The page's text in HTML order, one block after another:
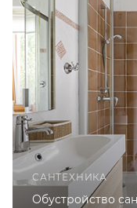
САНТЕХНИКА
Обустройство